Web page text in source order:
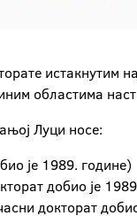
областима
Луци носе:
је 1989. године)
добио је
докторат